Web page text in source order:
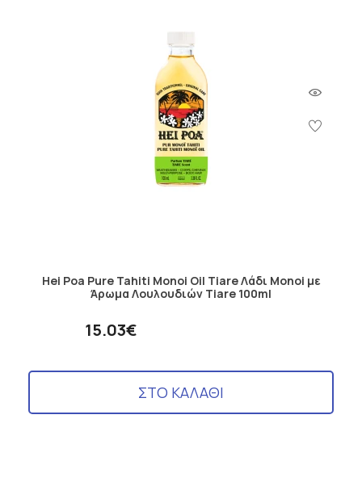
Hei Poa Pure Tahiti Monoi Oil Tiare Λάδι Monoi με
Άρωμα Λουλουδιών Tiare 100ml
15.03€
ΣΤΟ ΚΑΛΑΘΙ